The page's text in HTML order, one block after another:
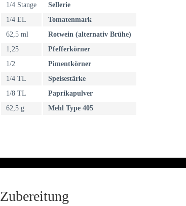
1/4 Stange
Sellerie
1/4 EL
Tomatenmark
62,5 ml
Rotwein (alternativ Brühe)
1,25
Pfefferkörner
1/2
Pimentkörner
1/4 TL
Speisestärke
1/8 TL
Paprikapulver
62,5 g
Mehl Type 405
Zubereitung